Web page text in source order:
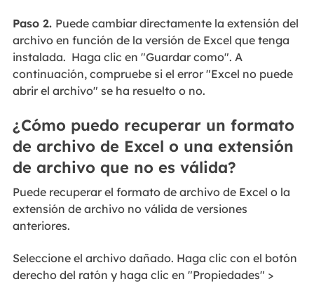
Paso 2. Puede cambiar directamente la extensión del
archivo en función de la versión de Excel que tenga
instalada. Haga clic en "Guardar como". A
continuación, compruebe si el error "Excel no puede
abrir el archivo" se ha resuelto o no.
¿Cómo puedo recuperar un formato
de archivo de Excel o una extensión
de archivo que no es válida?
Puede recuperar el formato de archivo de Excel o la
extensión de archivo no válida de versiones
anteriores.
Seleccione el archivo dañado. Haga clic con el botón
derecho del ratón y haga clic en "Propiedades" >